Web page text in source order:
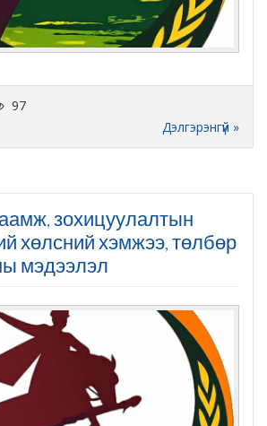
97
Дэлгэрэнгүй »
зохицуулалтын
хөлсний хэмжээ, төлбөр
мэдээлэл